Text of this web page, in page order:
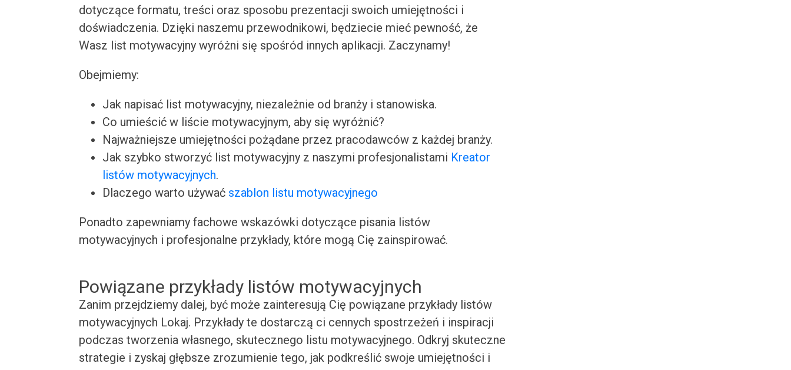
dotyczące formatu, treści oraz sposobu prezentacji swoich umiejętności i
doświadczenia. Dzięki naszemu przewodnikowi, będziecie mieć pewność, że
Wasz list motywacyjny wyróżni się spośród innych aplikacji. Zaczynamy!
Obejmiemy:
Jak napisać list motywacyjny, niezależnie od branży i stanowiska.
Co umieścić w liście motywacyjnym, aby się wyróżnić?
Najważniejsze umiejętności pożądane przez pracodawców z każdej branży.
Jak szybko stworzyć list motywacyjny z naszymi profesjonalistami Kreator
listów motywacyjnych.
Dlaczego warto używać szablon listu motywacyjnego
Ponadto zapewniamy fachowe wskazówki dotyczące pisania listów
motywacyjnych i profesjonalne przykłady, które mogą Cię zainspirować.
Powiązane przykłady listów motywacyjnych
Zanim przejdziemy dalej, być może zainteresują Cię powiązane przykłady listów
motywacyjnych Lokaj. Przykłady te dostarczą ci cennych spostrzeżeń i inspiracji
podczas tworzenia własnego, skutecznego listu motywacyjnego. Odkryj skuteczne
strategie i zyskaj głębsze zrozumienie tego, jak podkreślić swoje umiejętności i